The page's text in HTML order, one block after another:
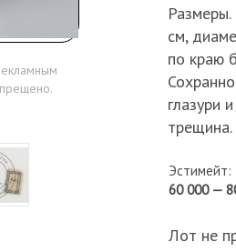
см,
по краю
глазури
Эстимейт:
60 000 —
Лот не